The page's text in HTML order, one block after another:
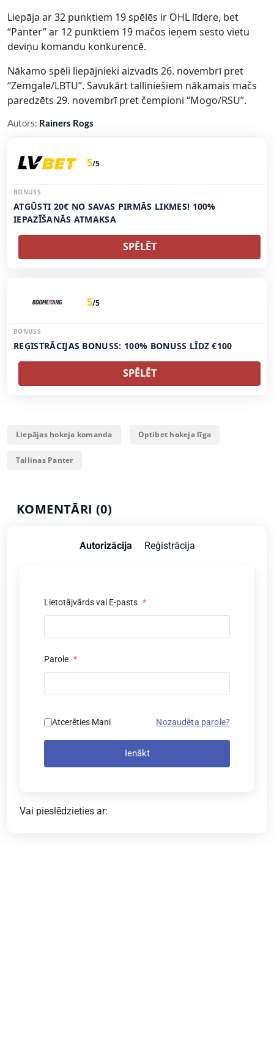
Liepāja ar 32 punktiem 19 spēlēs ir OHL līdere, bet
“Panter” ar 12 punktiem 19 mačos ieņem sesto vietu
deviņu komandu konkurencē.
Nākamo spēli liepājnieki aizvadīs 26. novembrī pret
“Zemgale/LBTU”. Savukārt talliniešiem nākamais mačs
paredzēts 29. novembrī pret čempioni “Mogo/RSU”.
Autors: Rainers Rogs
5/5
BONUSS
ATGŪSTI 20€ NO SAVAS PIRMĀS LIKMES! 100%
IEPAZĪŠANĀS ATMAKSA
SPĒLĒT
5/5
BONUSS
REĢISTRĀCIJAS BONUSS: 100% BONUSS LĪDZ €100
SPĒLĒT
Liepājas hokeja komanda Optibet hokeja līga
Tallinas Panter
KOMENTĀRI (0)
Autorizācija Reģistrācija
Lietotājvārds vai E-pasts *
Parole *
Atcerēties Mani Nozaudēta parole?
Ienākt
Vai pieslēdzieties ar: